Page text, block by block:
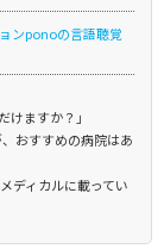
ンponoの言語聴覚
けますか？」
おすすめの病院はあ
ディカルに載ってい